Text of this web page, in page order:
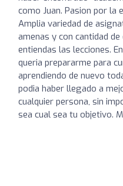
como Juan. Pasion por la
Amplia variedad de
amenas y con cantidad
entiendas las lecciones.
queria prepararme para
aprendiendo de nuevo
podia haber llegado a
cualquier persona, sin
sea cual sea tu objetivo.